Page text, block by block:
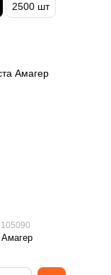
2500 шт
Амагер